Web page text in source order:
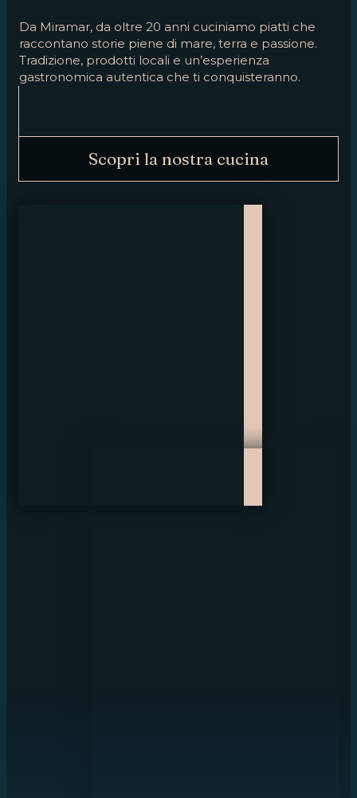
Da Miramar, da oltre 20 anni cuciniamo piatti che
raccontano storie piene di mare, terra e passione.
Tradizione, prodotti locali e un’esperienza
gastronomica autentica che ti conquisteranno.
Scopri la nostra cucina